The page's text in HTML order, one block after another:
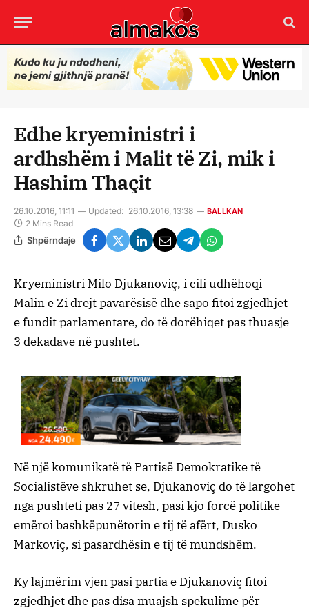
Edhe kryeministri i
ardhshëm i Malit të Zi, mik i
Hashim Thaçit
26.10.2016, 11:11 Updated: 26.10.2016, 13:38 BALLKAN
2 Mins Read
Shpërndaje
Kryeministri Milo Djukanoviç, i cili udhëhoqi
Malin e Zi drejt pavarësisë dhe sapo fitoi zgjedhjet
e fundit parlamentare, do të dorëhiqet pas thuasje
3 dekadave në pushtet.
Në një komunikatë të Partisë Demokratike të
Socialistëve shkruhet se, Djukanoviç do të largohet
nga pushteti pas 27 vitesh, pasi kjo forcë politike
emëroi bashkëpunëtorin e tij të afërt, Dusko
Markoviç, si pasardhësin e tij të mundshëm.
Ky lajmërim vjen pasi partia e Djukanoviç fitoi
zgjedhjet dhe pas disa muajsh spekulime për